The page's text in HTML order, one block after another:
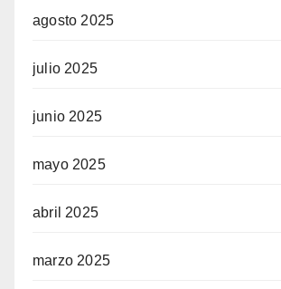
agosto 2025
julio 2025
junio 2025
mayo 2025
abril 2025
marzo 2025